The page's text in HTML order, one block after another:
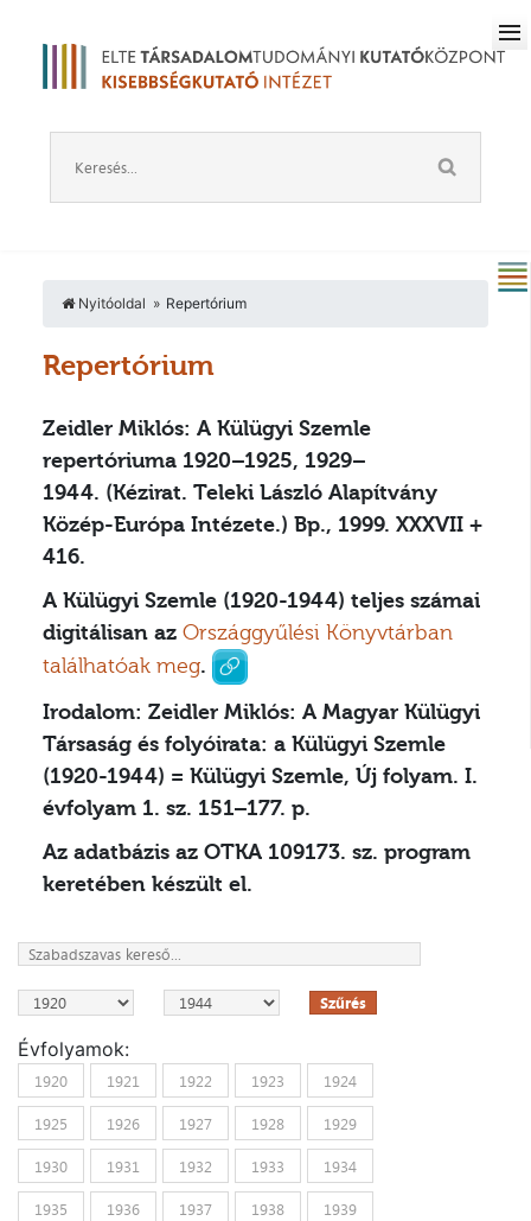
Nyitóoldal Repertórium
Repertórium
Zeidler Miklós: A Külügyi Szemle
repertóriuma 1920–1925, 1929–
1944. (Kézirat. Teleki László Alapítvány
Közép-Európa Intézete.) Bp., 1999. XXXVII +
416.
A Külügyi Szemle (1920-1944) teljes számai
digitálisan az Országgyűlési Könyvtárban
találhatóak meg.
Irodalom: Zeidler Miklós: A Magyar Külügyi
Társaság és folyóirata: a Külügyi Szemle
(1920-1944) = Külügyi Szemle, Új folyam. I.
évfolyam 1. sz. 151–177. p.
Az adatbázis az OTKA 109173. sz. program
keretében készült el.
Szűrés
Évfolyamok:
1920 1921 1922 1923
1924
1925
1926 1927 1928
1929
1930
1931 1932 1933
1934
1935
1936 1937 1938
1939